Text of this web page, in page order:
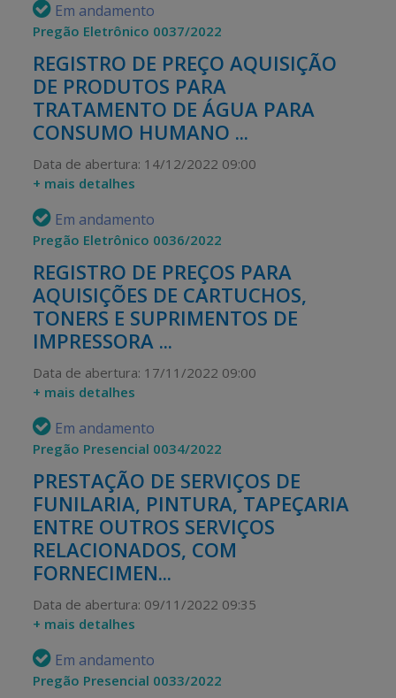
Em andamento
Pregão Eletrônico 0037/2022
REGISTRO DE PREÇO AQUISIÇÃO
DE PRODUTOS PARA
TRATAMENTO DE ÁGUA PARA
CONSUMO HUMANO ...
Data de abertura: 14/12/2022 09:00
+ mais detalhes
Em andamento
Pregão Eletrônico 0036/2022
REGISTRO DE PREÇOS PARA
AQUISIÇÕES DE CARTUCHOS,
TONERS E SUPRIMENTOS DE
IMPRESSORA ...
Data de abertura: 17/11/2022 09:00
+ mais detalhes
Em andamento
Pregão Presencial 0034/2022
PRESTAÇÃO DE SERVIÇOS DE
FUNILARIA, PINTURA, TAPEÇARIA
ENTRE OUTROS SERVIÇOS
RELACIONADOS, COM
FORNECIMEN...
Data de abertura: 09/11/2022 09:35
+ mais detalhes
Em andamento
Pregão Presencial 0033/2022